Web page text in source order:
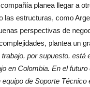
planea llegar a
las estructuras, como
perspectivas de
plantea un
por supuesto, está
en Colombia. En el
de Soporte Técnico